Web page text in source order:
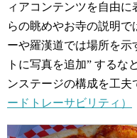
ィアコンテンツを自由
らの眺めやお寺の説明で
ーや羅漢道では場所を示
トに写真を追加” するな
ンステージの構成を工夫
ードトレーサビリティ）